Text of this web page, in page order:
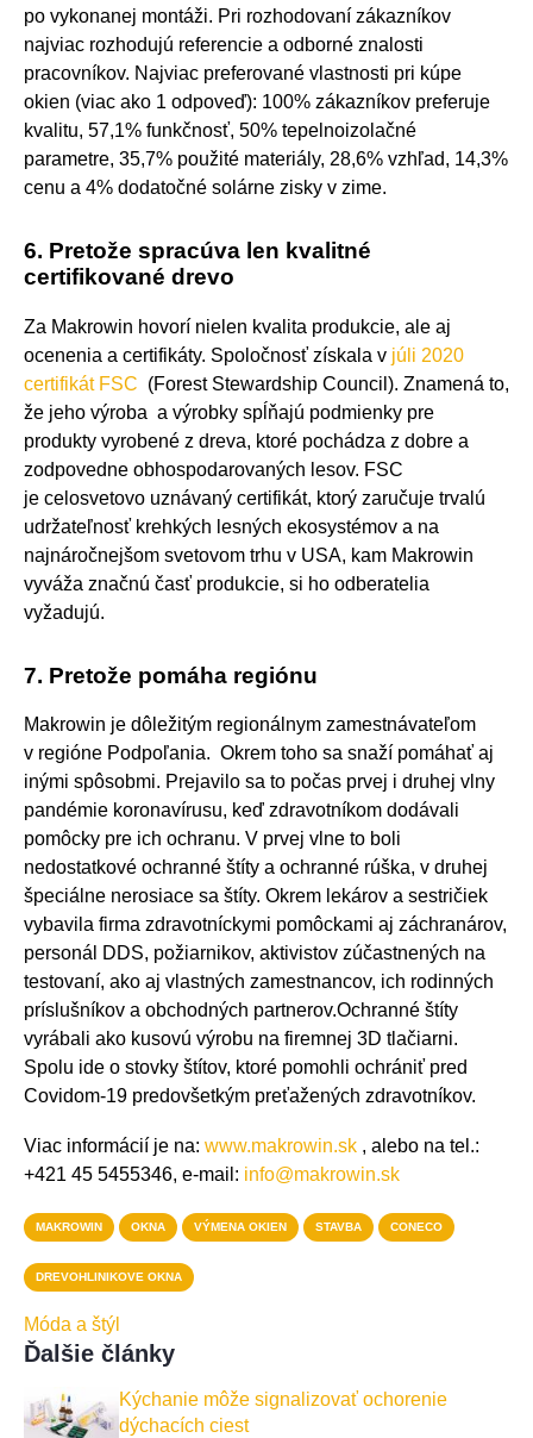
po vykonanej montáži. Pri rozhodovaní zákazníkov
najviac rozhodujú referencie a odborné znalosti
pracovníkov. Najviac preferované vlastnosti pri kúpe
okien (viac ako 1 odpoveď): 100% zákazníkov preferuje
kvalitu, 57,1% funkčnosť, 50% tepelnoizolačné
parametre, 35,7% použité materiály, 28,6% vzhľad, 14,3%
cenu a 4% dodatočné solárne zisky v zime.
6. Pretože spracúva len kvalitné
certifikované drevo
Za Makrowin hovorí nielen kvalita produkcie, ale aj
ocenenia a certifikáty. Spoločnosť získala v júli 2020
certifikát FSC (Forest Stewardship Council). Znamená to,
že jeho výroba a výrobky spĺňajú podmienky pre
produkty vyrobené z dreva, ktoré pochádza z dobre a
zodpovedne obhospodarovaných lesov. FSC
je celosvetovo uznávaný certifikát, ktorý zaručuje trvalú
udržateľnosť krehkých lesných ekosystémov a na
najnáročnejšom svetovom trhu v USA, kam Makrowin
vyváža značnú časť produkcie, si ho odberatelia
vyžadujú.
7. Pretože pomáha regiónu
Makrowin je dôležitým regionálnym zamestnávateľom
v regióne Podpoľania. Okrem toho sa snaží pomáhať aj
inými spôsobmi. Prejavilo sa to počas prvej i druhej vlny
pandémie koronavírusu, keď zdravotníkom dodávali
pomôcky pre ich ochranu. V prvej vlne to boli
nedostatkové ochranné štíty a ochranné rúška, v druhej
špeciálne nerosiace sa štíty. Okrem lekárov a sestričiek
vybavila firma zdravotníckymi pomôckami aj záchranárov,
personál DDS, požiarnikov, aktivistov zúčastnených na
testovaní, ako aj vlastných zamestnancov, ich rodinných
príslušníkov a obchodných partnerov.Ochranné štíty
vyrábali ako kusovú výrobu na firemnej 3D tlačiarni.
Spolu ide o stovky štítov, ktoré pomohli ochrániť pred
Covidom-19 predovšetkým preťažených zdravotníkov.
Viac informácií je na: www.makrowin.sk , alebo na tel.:
+421 45 5455346, e-mail: info@makrowin.sk
MAKROWIN OKNA VÝMENA OKIEN STAVBA CONECO
DREVOHLINIKOVE OKNA
Móda a štýl
Ďalšie články
Kýchanie môže signalizovať ochorenie
dýchacích ciest